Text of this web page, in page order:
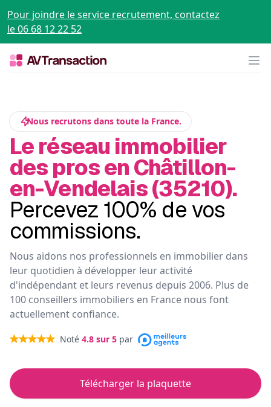
Pour joindre le service recrutement, contactez
le 06 68 12 22 52
Nous recrutons dans toute la France.
Le réseau immobilier
des pros en Châtillon-
en-Vendelais (35210).
Percevez 100% de vos
commissions.
Nous aidons nos professionnels en immobilier dans
leur quotidien à développer leur activité
d'indépendant et leurs revenus depuis 2006. Plus de
100 conseillers immobiliers en France nous font
actuellement confiance.
Noté 4.8 sur 5 par
Télécharger la plaquette